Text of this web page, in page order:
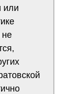
или
не